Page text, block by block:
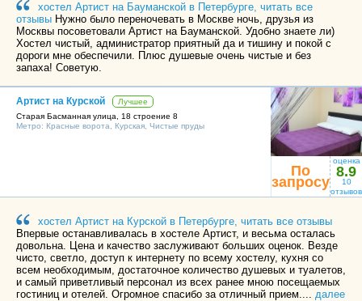
хостел Артист на Бауманской в Петербурге, читать все
отзывы Нужно было переночевать в Москве ночь, друзья из
Москвы посоветовали Артист на Бауманской. Удобно знаете ли)
Хостел чистый, администратор приятный да и тишину и покой с
дороги мне обеспечили. Плюс душевые очень чистые и без
запаха! Советую.
Артист на Курской
Лучшее
Старая Басманная улица, 18 строение 8
Метро: Красные ворота Курская Чистые пруды
По
запросу
оценка
8.9
10
отзывов
хостел Артист на Курской в Петербурге, читать все отзывы
Впервые останавливалась в хостеле Артист, и весьма осталась
довольна. Цена и качество заслуживают больших оценок. Везде
чисто, светло, доступ к интернету по всему хостелу, кухня со
всем необходимым, достаточное количество душевых и туалетов,
и самый приветливый персонал из всех ранее мною посещаемых
гостиниц и отелей. Огромное спасибо за отличный прием.... далее